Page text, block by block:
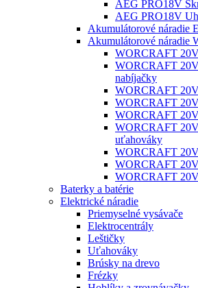
AEG PRO18V
AEG PRO18V
Akumulátorové
Akumulátorové náradie
WORCRAFT
WORCRAFT
nabíjačky
WORCRAFT
WORCRAFT
WORCRAFT
WORCRAFT
uťahováky
WORCRAFT
WORCRAFT
WORCRAFT
Baterky a batérie
Elektrické náradie
Priemyselné vysávače
Elektrocentrály
Leštičky
Uťahováky
Brúsky na drevo
Frézky